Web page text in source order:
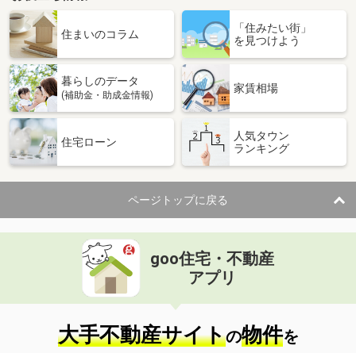
住まいのコラム
「住みたい街」
を見つけよう
暮らしのデータ
(補助金・助成金情報)
家賃相場
住宅ローン
人気タウン
ランキング
ページトップに戻る
goo住宅・不動産
アプリ
大手不動産サイトの物件を